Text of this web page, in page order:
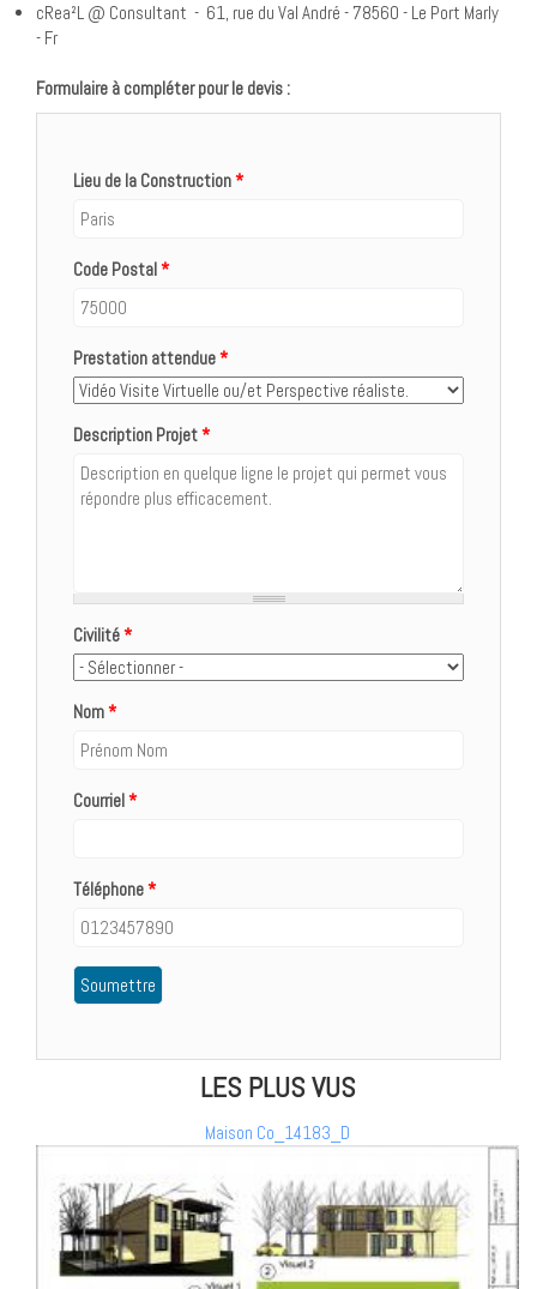
cRea²L @ Consultant - 61, rue du Val André - 78560 - Le Port Marly
- Fr
Formulaire à compléter pour le devis :
Lieu de la Construction*
Code Postal*
Prestation attendue*
Description Projet*
Civilité*
Nom*
Courriel*
Téléphone*
LES PLUS VUS
Maison Co_14183_D